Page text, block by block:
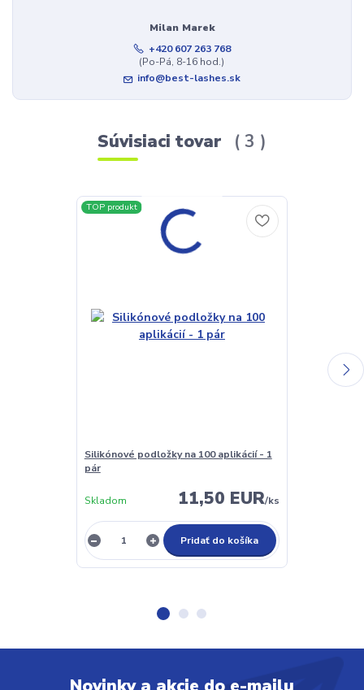
Milan Marek
+420 607 263 768
(Po-Pá, 8-16 hod.)
info@best-lashes.sk
Súvisiaci tovar 3
TOP produkt
Silikónové podložky na 100 aplikácií - 1
pár
11,50 EUR/ks
Skladom
Pridať do košíka